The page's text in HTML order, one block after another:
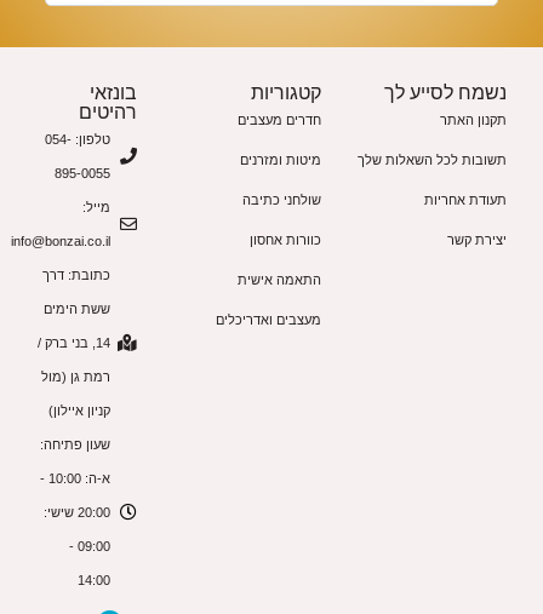
נשמח לסייע לך
תקנון האתר
תשובות לכל השאלות שלך
תעודת אחריות
יצירת קשר
קטגוריות
חדרים מעצבים
מיטות ומזרנים
שולחני כתיבה
כוורות אחסון
התאמה אישית
מעצבים ואדריכלים
בונזאי
רהיטים
טלפון: 054-
895-0055
מייל:
info@bonzai.co.il
כתובת: דרך
ששת הימים
14, בני ברק /
רמת גן (מול
קניון איילון)
שעון פתיחה:
א-ה: 10:00 -
20:00 שישי:
09:00 -
14:00